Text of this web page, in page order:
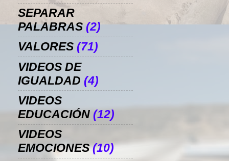
SEPARAR
PALABRAS (2)
VALORES (71)
VIDEOS DE
IGUALDAD (4)
VIDEOS
EDUCACIÓN (12)
VIDEOS
EMOCIONES (10)